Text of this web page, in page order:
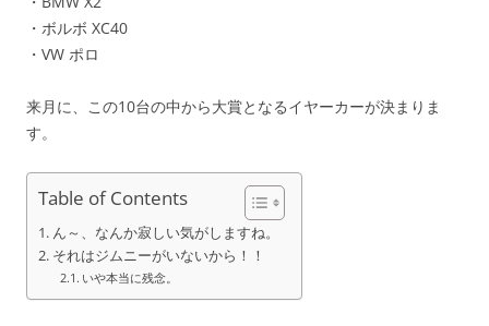
・ボルボ XC40
・VW ポロ
来月に、この10台の中から大賞となるイヤーカーが決まりま
す。
Table of Contents
ん～、なんか寂しい気がしますね。
それはジムニーがいないから！！
いや本当に残念。